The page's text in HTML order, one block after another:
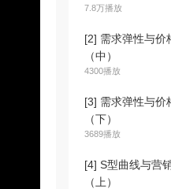
7.8万播放
[2] 需求弹性与价
（中）
4300播放
[3] 需求弹性与价
（下）
3689播放
[4] S型曲线与营
（上）